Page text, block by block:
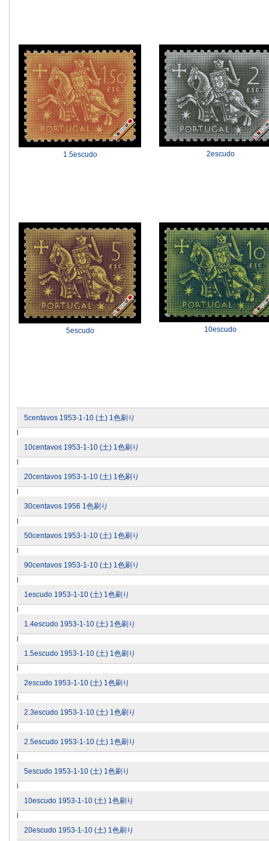
1.5escudo 2escudo
5escudo 10escudo
5centavos 1953-1-10 (土) 1色刷り
10centavos 1953-1-10 (土) 1色刷り
20centavos 1953-1-10 (土) 1色刷り
30centavos 1956 1色刷り
50centavos 1953-1-10 (土) 1色刷り
90centavos 1953-1-10 (土) 1色刷り
1escudo 1953-1-10 (土) 1色刷り
1.4escudo 1953-1-10 (土) 1色刷り
1.5escudo 1953-1-10 (土) 1色刷り
2escudo 1953-1-10 (土) 1色刷り
2.3escudo 1953-1-10 (土) 1色刷り
2.5escudo 1953-1-10 (土) 1色刷り
5escudo 1953-1-10 (土) 1色刷り
10escudo 1953-1-10 (土) 1色刷り
20escudo 1953-1-10 (土) 1色刷り